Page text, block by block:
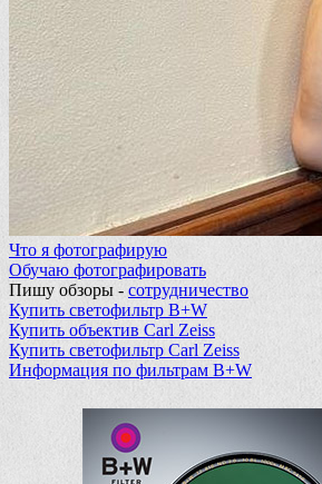
Что я фотографирую
Обучаю фотографировать
Пишу обзоры - сотрудничество
Купить светофильтр B+W
Купить объектив Carl Zeiss
Купить светофильтр Carl Zeiss
Информация по фильтрам B+W